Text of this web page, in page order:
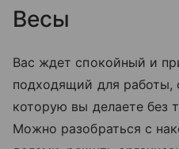
Весы
Вас ждет спокойный и
подходящий для работы,
которую вы делаете без
Можно разобраться с